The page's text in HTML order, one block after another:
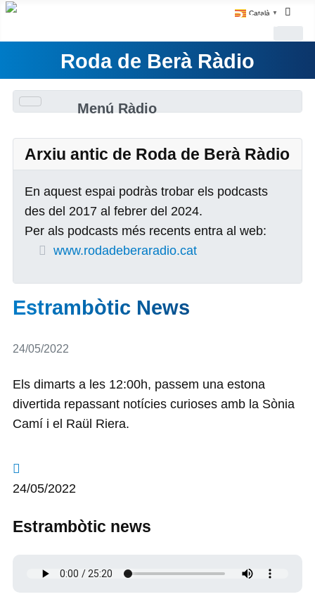
Català ▼
Roda de Berà Ràdio
Menú Ràdio
Arxiu antic de Roda de Berà Ràdio
En aquest espai podràs trobar els podcasts
des del 2017 al febrer del 2024.
Per als podcasts més recents entra al web:
www.rodadeberaradio.cat
Estrambòtic News
Detalls
24/05/2022
Els dimarts a les 12:00h, passem una estona
divertida repassant notícies curioses amb la Sònia
Camí i el Raül Riera.
24/05/2022
Estrambòtic news